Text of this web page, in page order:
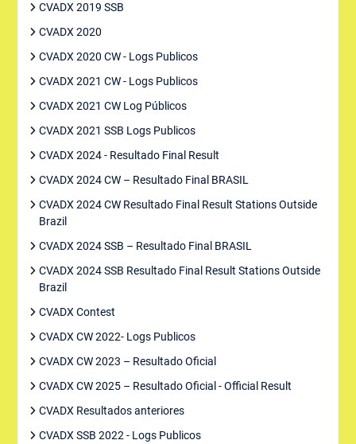
CVADX 2019 SSB
CVADX 2020
CVADX 2020 CW - Logs Publicos
CVADX 2021 CW - Logs Publicos
CVADX 2021 CW Log Públicos
CVADX 2021 SSB Logs Publicos
CVADX 2024 - Resultado Final Result
CVADX 2024 CW – Resultado Final BRASIL
CVADX 2024 CW Resultado Final Result Stations Outside
Brazil
CVADX 2024 SSB – Resultado Final BRASIL
CVADX 2024 SSB Resultado Final Result Stations Outside
Brazil
CVADX Contest
CVADX CW 2022- Logs Publicos
CVADX CW 2023 – Resultado Oficial
CVADX CW 2025 – Resultado Oficial - Official Result
CVADX Resultados anteriores
CVADX SSB 2022 - Logs Publicos